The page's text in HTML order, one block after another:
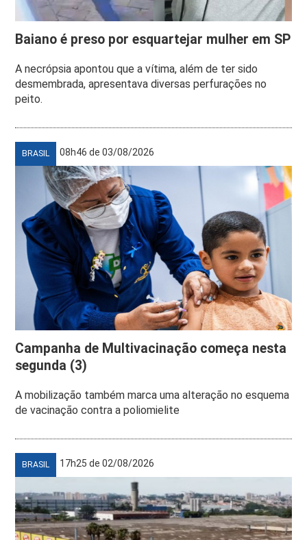
Baiano é preso por esquartejar mulher em SP
A necrópsia apontou que a vítima, além de ter sido
desmembrada, apresentava diversas perfurações no
peito.
BRASIL 08h46 de 03/08/2026
Campanha de Multivacinação começa nesta
segunda (3)
A mobilização também marca uma alteração no esquema
de vacinação contra a poliomielite
BRASIL 17h25 de 02/08/2026